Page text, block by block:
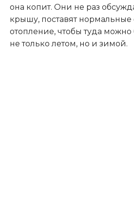
она копит. Они не раз
крышу, поставят нормальные
отопление, чтобы туда
не только летом, но и зимой.